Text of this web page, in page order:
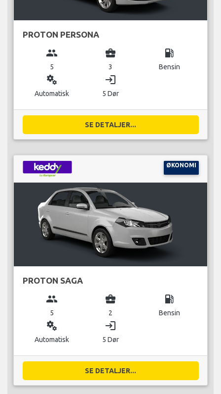
PROTON PERSONA
group
5
business_center
3
local_gas_station
Bensin
miscellaneous_services
Automatisk
login
5 Dør
SE DETALJER...
ØKONOMI
PROTON SAGA
group
5
business_center
2
local_gas_station
Bensin
miscellaneous_services
Automatisk
login
5 Dør
SE DETALJER...